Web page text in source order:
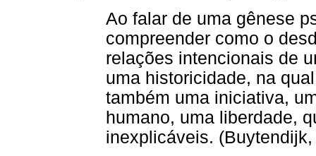
Ao falar de uma gênese
compreender como o
relações intencionais de
uma historicidade, na
também uma iniciativa,
humano, uma liberdade,
inexplicáveis.